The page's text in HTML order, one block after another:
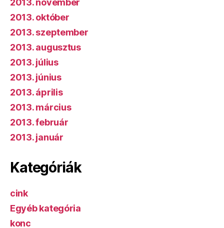
2013. október
2013. szeptember
2013. augusztus
2013. július
2013. június
2013. április
2013. március
2013. február
2013. január
Kategóriák
cink
Egyéb kategória
konc